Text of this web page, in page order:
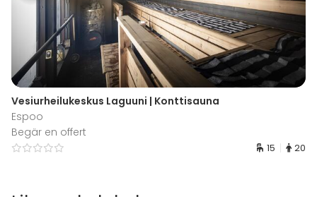
Vesiurheilukeskus Laguuni | Konttisauna
Espoo
Begär en offert
15 20